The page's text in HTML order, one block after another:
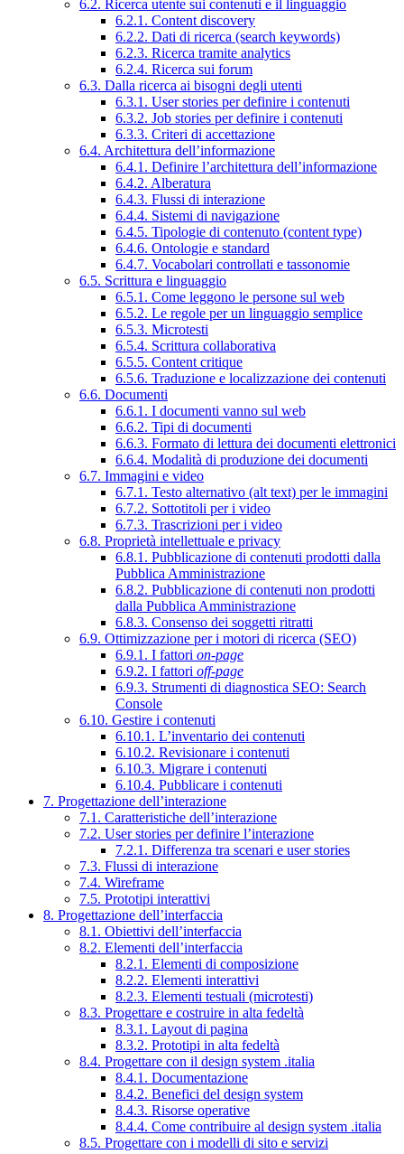
6.2. Ricerca utente sui contenuti e il linguaggio
6.2.1. Content discovery
6.2.2. Dati di ricerca (search keywords)
6.2.3. Ricerca tramite analytics
6.2.4. Ricerca sui forum
6.3. Dalla ricerca ai bisogni degli utenti
6.3.1. User stories per definire i contenuti
6.3.2. Job stories per definire i contenuti
6.3.3. Criteri di accettazione
6.4. Architettura dell’informazione
6.4.1. Definire l’architettura dell’informazione
6.4.2. Alberatura
6.4.3. Flussi di interazione
6.4.4. Sistemi di navigazione
6.4.5. Tipologie di contenuto (content type)
6.4.6. Ontologie e standard
6.4.7. Vocabolari controllati e tassonomie
6.5. Scrittura e linguaggio
6.5.1. Come leggono le persone sul web
6.5.2. Le regole per un linguaggio semplice
6.5.3. Microtesti
6.5.4. Scrittura collaborativa
6.5.5. Content critique
6.5.6. Traduzione e localizzazione dei contenuti
6.6. Documenti
6.6.1. I documenti vanno sul web
6.6.2. Tipi di documenti
6.6.3. Formato di lettura dei documenti elettronici
6.6.4. Modalità di produzione dei documenti
6.7. Immagini e video
6.7.1. Testo alternativo (alt text) per le immagini
6.7.2. Sottotitoli per i video
6.7.3. Trascrizioni per i video
6.8. Proprietà intellettuale e privacy
6.8.1. Pubblicazione di contenuti prodotti dalla
Pubblica Amministrazione
6.8.2. Pubblicazione di contenuti non prodotti
dalla Pubblica Amministrazione
6.8.3. Consenso dei soggetti ritratti
6.9. Ottimizzazione per i motori di ricerca (SEO)
6.9.1. I fattori on-page
6.9.2. I fattori off-page
6.9.3. Strumenti di diagnostica SEO: Search
Console
6.10. Gestire i contenuti
6.10.1. L’inventario dei contenuti
6.10.2. Revisionare i contenuti
6.10.3. Migrare i contenuti
6.10.4. Pubblicare i contenuti
7. Progettazione dell’interazione
7.1. Caratteristiche dell’interazione
7.2. User stories per definire l’interazione
7.2.1. Differenza tra scenari e user stories
7.3. Flussi di interazione
7.4. Wireframe
7.5. Prototipi interattivi
8. Progettazione dell’interfaccia
8.1. Obiettivi dell’interfaccia
8.2. Elementi dell’interfaccia
8.2.1. Elementi di composizione
8.2.2. Elementi interattivi
8.2.3. Elementi testuali (microtesti)
8.3. Progettare e costruire in alta fedeltà
8.3.1. Layout di pagina
8.3.2. Prototipi in alta fedeltà
8.4. Progettare con il design system .italia
8.4.1. Documentazione
8.4.2. Benefici del design system
8.4.3. Risorse operative
8.4.4. Come contribuire al design system .italia
8.5. Progettare con i modelli di sito e servizi